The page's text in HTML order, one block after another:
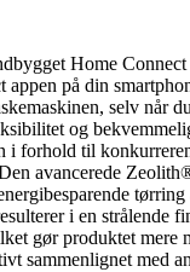
Home
appen på din
selv når
og
i forhold til
avancerede
i en strålende
gør produktet mere
sammenlignet med